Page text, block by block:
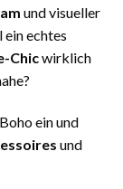
und visueller
echtes
Chicwirklich
ein und
und